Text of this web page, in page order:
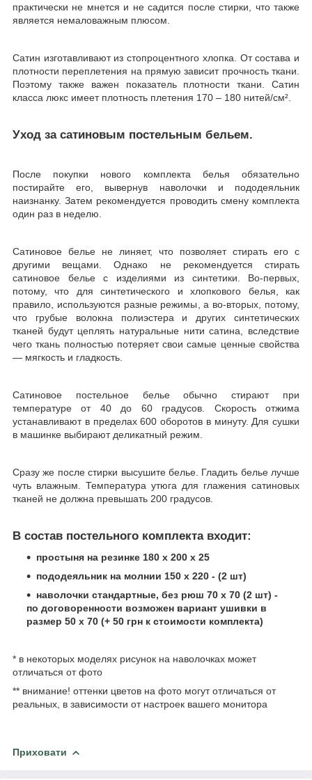
практически не мнется и не садится после стирки, что также
является немаловажным плюсом.
Сатин изготавливают из стопроцентного хлопка. От состава и
плотности переплетения на прямую зависит прочность ткани.
Поэтому также важен показатель плотности ткани. Сатин
класса люкс имеет плотность плетения 170 – 180 нитей/см².
Уход за сатиновым постельным бельем.
После покупки нового комплекта белья обязательно
постирайте его, вывернув наволочки и пододеяльник
наизнанку. Затем рекомендуется проводить смену комплекта
один раз в неделю.
Сатиновое белье не линяет, что позволяет стирать его с
другими вещами. Однако не рекомендуется стирать
сатиновое белье с изделиями из синтетики. Во-первых,
потому, что для синтетического и хлопкового белья, как
правило, используются разные режимы, а во-вторых, потому,
что грубые волокна полиэстера и других синтетических
тканей будут цеплять натуральные нити сатина, вследствие
чего ткань полностью потеряет свои самые ценные свойства
— мягкость и гладкость.
Сатиновое постельное белье обычно стирают при
температуре от 40 до 60 градусов. Скорость отжима
устанавливают в пределах 600 оборотов в минуту. Для сушки
в машинке выбирают деликатный режим.
Сразу же после стирки высушите белье. Гладить белье лучше
чуть влажным. Температура утюга для глажения сатиновых
тканей не должна превышать 200 градусов.
В состав постельного комплекта входит:
простыня на резинке 180 х 200 х 25
пододеяльник на молнии 150 х 220 - (2 шт)
наволочки стандартные, без рюш 70 х 70 (2 шт) -
по договоренности возможен вариант ушивки в
размер 50 х 70 (+ 50 грн к стоимости комплекта)
* в некоторых моделях рисунок на наволочках может
отличаться от фото
** внимание! оттенки цветов на фото могут отличаться от
реальных, в зависимости от настроек вашего монитора
Приховати